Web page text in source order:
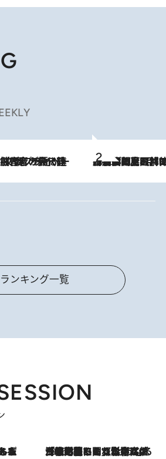
2026.8.8
「最後に見られてよかった」上野動物園の東園パンダ舎が解体前に特別公開。8月16日まで延長されたパネル展と共に辿る“半世紀”のパンダ飼育《解体工事の図面あり》
ランキング一覧
2026.8.3
「住宅建てられない…」「サーチャージ料の高値が続いている」ホルムズ海峡封鎖による影響はいつまで続く？《エネルギー専門家に聞く“どうなる日本の暮らし”》